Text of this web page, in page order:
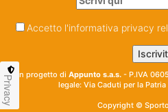
Accetto l'informativa privacy
Un progetto di Appunto s.a.s. - P.IVA
legale: Via Caduti per la
Copyright ©
Privacy